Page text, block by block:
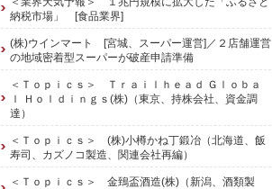
納税市場」 [食品業界]
(株)ウインマート [宮城、スーパー運営]／２店舗運営
の地域密着型スーパーが破産申請準備
＜Ｔｏｐｉｃｓ＞ Ｔｒａｉｌｈｅａｄ Ｇｌｏｂａ
ｌ Ｈｏｌｄｉｎｇｓ(株)（東京、持株会社、資金調
達）
＜Ｔｏｐｉｃｓ＞ (株)小樽かね丁鍛冶（北海道、飯
寿司、カズノコ製造、関連会社再編）
＜Ｔｏｐｉｃｓ＞ 金鵄盃酒造(株)（新潟、酒類製